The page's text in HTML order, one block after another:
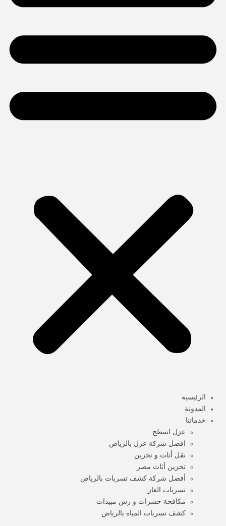
الرئيسية
المدونة
خدماتنا
عزل اسطح
افضل شركة عزل بالرياض
نقل أثاث و تخزين
تخزين أثاث مصر
أفضل شركة كشف تسربات بالرياض
تسربات الغاز
مكافحة حشرات و رش مبيدات
كشف تسربات المياه بالرياض